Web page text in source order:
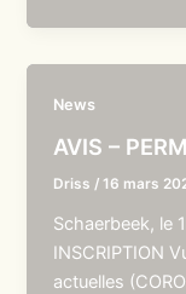
News
AVIS –
Driss /16 mars
Schaerbeek, le
INSCRIPTION
actuelles